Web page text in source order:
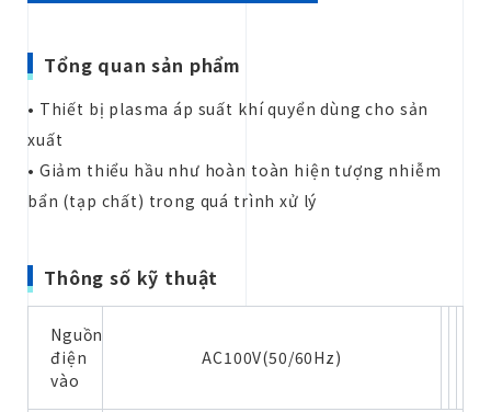
Liên hệ
Tổng quan sản phẩm
• Thiết bị plasma áp suất khí quyển dùng cho sản
xuất
• Giảm thiểu hầu như hoàn toàn hiện tượng nhiễm
bẩn (tạp chất) trong quá trình xử lý
Thông số kỹ thuật
Nguồn
điện
vào
AC100V(50/60Hz)